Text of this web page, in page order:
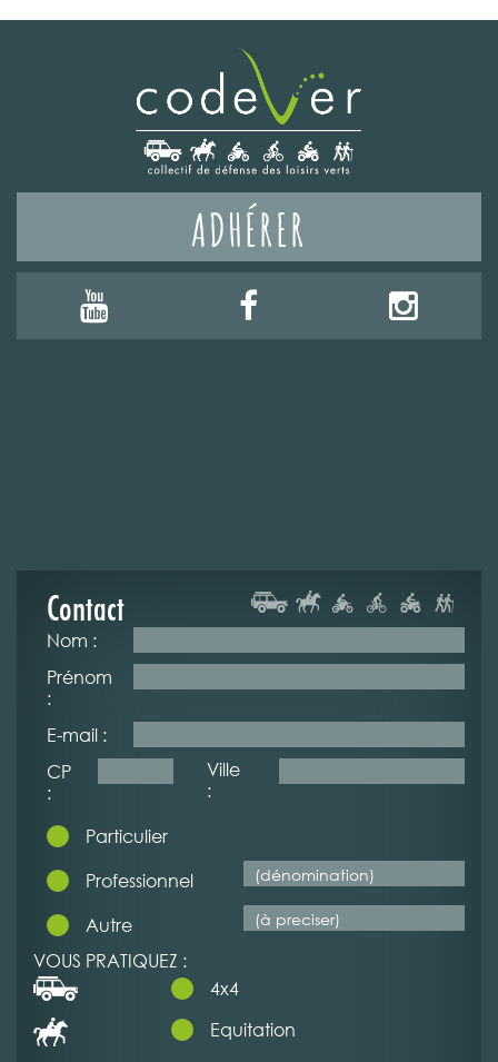
ADHÉRER
Contact
Nom :
Prénom
:
E-mail :
CP
:
Ville
:
Particulier
Professionnel
Autre
VOUS PRATIQUEZ :
4x4
Equitation